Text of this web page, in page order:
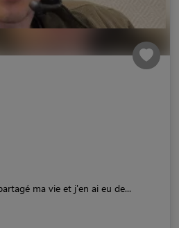
ma vie et j'en ai eu de...